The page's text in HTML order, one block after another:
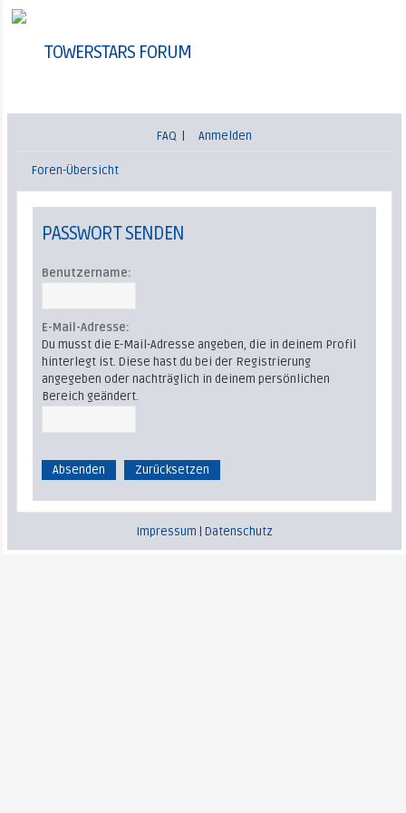
TOWERSTARS FORUM
FAQ Anmelden
Foren-Übersicht
PASSWORT SENDEN
Benutzername:
E-Mail-Adresse:
Du musst die E-Mail-Adresse angeben, die in deinem Profil
hinterlegt ist. Diese hast du bei der Registrierung
angegeben oder nachträglich in deinem persönlichen
Bereich geändert.
Impressum |Datenschutz